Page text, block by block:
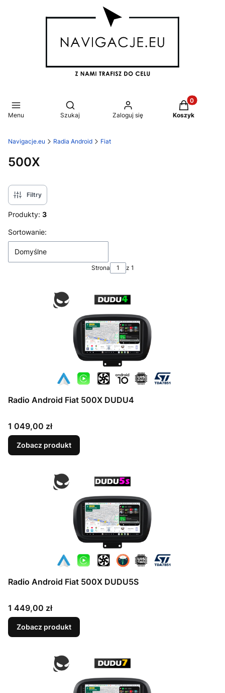
Menu
Otwórz wyszukiwarkę
Szukaj Zaloguj się
Produkty w
Koszyk
Navigacje.eu Radia Android Fiat
500X
Filtry
Produkty: 3
Lista produktów
Sortowanie:
Domyślne
Strona z 1
Radio Android Fiat 500X DUDU4
Cena
1 049,00 zł
Zobacz produkt
Radio Android Fiat 500X DUDU5S
Cena
1 449,00 zł
Zobacz produkt